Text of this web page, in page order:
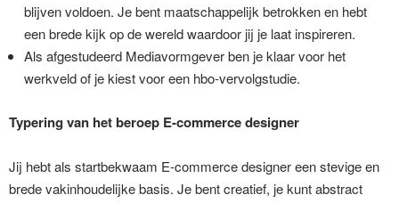
blijven voldoen. Je bent maatschappelijk betrokken en hebt
een brede kijk op de wereld waardoor jij je laat inspireren.
Als afgestudeerd Mediavormgever ben je klaar voor het
werkveld of je kiest voor een hbo-vervolgstudie.
Typering van het beroep E-commerce designer
Jij hebt als startbekwaam E-commerce designer een stevige en
brede vakinhoudelijke basis. Je bent creatief, je kunt abstract